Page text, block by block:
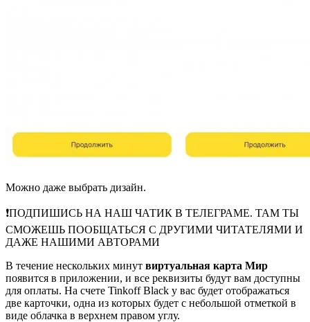
Можно даже выбрать дизайн.
❗️ПОДПИШИСЬ НА НАШ ЧАТИК В ТЕЛЕГРАМЕ. ТАМ ТЫ
СМОЖЕШЬ ПООБЩАТЬСЯ С ДРУГИМИ ЧИТАТЕЛЯМИ И
ДАЖЕ НАШИМИ АВТОРАМИ
В течение нескольких минут виртуальная карта Мир
появится в приложении, и все реквизиты будут вам доступны
для оплаты. На счете Tinkoff Black у вас будет отображаться
две карточки, одна из которых будет с небольшой отметкой в
виде облачка в верхнем правом углу.